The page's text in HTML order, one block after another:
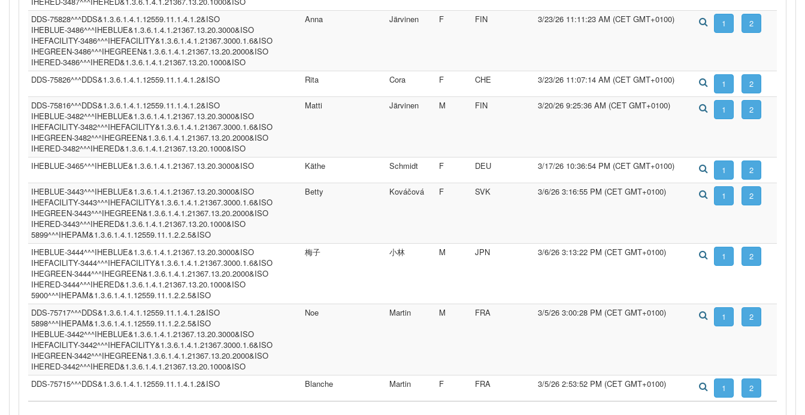
DDS-75828^^^DDS&1.3.6.1.4.1.12559.11.1.4.1.2&ISO
IHEBLUE-3486^^^IHEBLUE&1.3.6.1.4.1.21367.13.20.3000&ISO
IHEFACILITY-3486^^^IHEFACILITY&1.3.6.1.4.1.21367.3000.1.6&ISO
IHEGREEN-3486^^^IHEGREEN&1.3.6.1.4.1.21367.13.20.2000&ISO
IHERED-3486^^^IHERED&1.3.6.1.4.1.21367.13.20.1000&ISO
Anna Järvinen F FIN 3/23/26 11:11:23 AM (CET GMT+0100)
DDS-75826^^^DDS&1.3.6.1.4.1.12559.11.1.4.1.2&ISO Rita Cora F CHE 3/23/26 11:07:14 AM (CET GMT+0100)
DDS-75816^^^DDS&1.3.6.1.4.1.12559.11.1.4.1.2&ISO
IHEBLUE-3482^^^IHEBLUE&1.3.6.1.4.1.21367.13.20.3000&ISO
IHEFACILITY-3482^^^IHEFACILITY&1.3.6.1.4.1.21367.3000.1.6&ISO
IHEGREEN-3482^^^IHEGREEN&1.3.6.1.4.1.21367.13.20.2000&ISO
IHERED-3482^^^IHERED&1.3.6.1.4.1.21367.13.20.1000&ISO
Matti Järvinen M FIN 3/20/26 9:25:36 AM (CET GMT+0100)
IHEBLUE-3465^^^IHEBLUE&1.3.6.1.4.1.21367.13.20.3000&ISO Käthe Schmidt F DEU 3/17/26 10:36:54 PM (CET GMT+0100)
IHEBLUE-3443^^^IHEBLUE&1.3.6.1.4.1.21367.13.20.3000&ISO
IHEFACILITY-3443^^^IHEFACILITY&1.3.6.1.4.1.21367.3000.1.6&ISO
IHEGREEN-3443^^^IHEGREEN&1.3.6.1.4.1.21367.13.20.2000&ISO
IHERED-3443^^^IHERED&1.3.6.1.4.1.21367.13.20.1000&ISO
5899^^^IHEPAM&1.3.6.1.4.1.12559.11.1.2.2.5&ISO
Betty Kováčová F SVK 3/6/26 3:16:55 PM (CET GMT+0100)
IHEBLUE-3444^^^IHEBLUE&1.3.6.1.4.1.21367.13.20.3000&ISO
IHEFACILITY-3444^^^IHEFACILITY&1.3.6.1.4.1.21367.3000.1.6&ISO
IHEGREEN-3444^^^IHEGREEN&1.3.6.1.4.1.21367.13.20.2000&ISO
IHERED-3444^^^IHERED&1.3.6.1.4.1.21367.13.20.1000&ISO
5900^^^IHEPAM&1.3.6.1.4.1.12559.11.1.2.2.5&ISO
梅子 小林 M JPN 3/6/26 3:13:22 PM (CET GMT+0100)
DDS-75717^^^DDS&1.3.6.1.4.1.12559.11.1.4.1.2&ISO
5898^^^IHEPAM&1.3.6.1.4.1.12559.11.1.2.2.5&ISO
IHEBLUE-3442^^^IHEBLUE&1.3.6.1.4.1.21367.13.20.3000&ISO
IHEFACILITY-3442^^^IHEFACILITY&1.3.6.1.4.1.21367.3000.1.6&ISO
IHEGREEN-3442^^^IHEGREEN&1.3.6.1.4.1.21367.13.20.2000&ISO
IHERED-3442^^^IHERED&1.3.6.1.4.1.21367.13.20.1000&ISO
Noe Martin M FRA 3/5/26 3:00:28 PM (CET GMT+0100)
DDS-75715^^^DDS&1.3.6.1.4.1.12559.11.1.4.1.2&ISO Blanche Martin F FRA 3/5/26 2:53:52 PM (CET GMT+0100)